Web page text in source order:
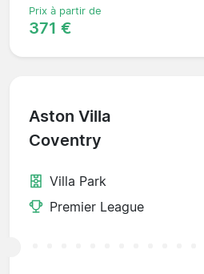
Prix à partir de
371 €
Aston Villa
Coventry
Villa Park
Premier League